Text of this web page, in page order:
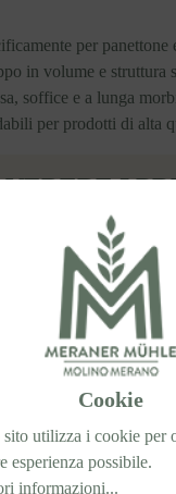
per
in volume e struttura
soffice e a lunga
per prodotti di alta
I
IL
SENZA GLUTINE
Cookie
sito utilizza i cookie per
esperienza possibile.
informazioni...